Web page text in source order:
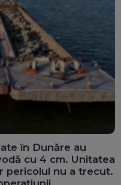
în Dunăre au
cu 4 cm. Unitatea
pericolul nu a trecut.